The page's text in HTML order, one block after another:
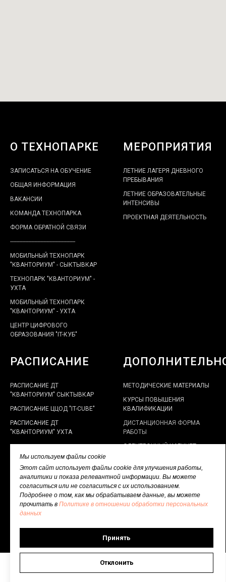
О ТЕХНОПАРКЕ
ЗАПИСАТЬСЯ НА ОБУЧЕНИЕ
ОБЩАЯ ИНФОРМАЦИЯ
ВАКАНСИИ
КОМАНДА ТЕХНОПАРКА
ФОРМА ОБРАТНОЙ СВЯЗИ
-------------------------------------------
МОБИЛЬНЫЙ ТЕХНОПАРК
"КВАНТОРИУМ" - СЫКТЫВКАР
ТЕХНОПАРК "КВАНТОРИУМ" -
УХТА
МОБИЛЬНЫЙ ТЕХНОПАРК
"КВАНТОРИУМ" - УХТА
ЦЕНТР ЦИФРОВОГО
ОБРАЗОВАНИЯ "IT-КУБ"
МЕРОПРИЯТИЯ
ЛЕТНИЕ ЛАГЕРЯ ДНЕВНОГО
ПРЕБЫВАНИЯ
ЛЕТНИЕ ОБРАЗОВАТЕЛЬНЫЕ
ИНТЕНСИВЫ
ПРОЕКТНАЯ ДЕЯТЕЛЬНОСТЬ
РАСПИСАНИЕ
РАСПИСАНИЕ ДТ
"КВАНТОРИУМ" СЫКТЫВКАР
РАСПИСАНИЕ ЦЦОД "IT-CUBE"
РАСПИСАНИЕ ДТ
"КВАНТОРИУМ" УХТА
МЕТОДИЧЕСКИЕ МАТЕРИАЛЫ
КУРСЫ ПОВЫШЕНИЯ
КВАЛИФИКАЦИИ
ДИСТАНЦИОННАЯ ФОРМА
РАБОТЫ
ЭЛЕКТРОННЫЙ КАБИНЕТ
ПОЛИТИКА В ОТНОШЕНИИ
ОБРАБОТКИ ПЕРСОНАЛЬНЫХ
ДАННЫХ
Мы используем файлы cookie
Этот сайт использует файлы cookie для улучшения работы,
аналитики и показа релевантной информации. Вы можете
согласиться или не согласиться с их использованием.
Подробнее о том, как мы обрабатываем данные, вы можете
прочитать в Политике в отношении обработки персональных
данных
Принять
Отклонить